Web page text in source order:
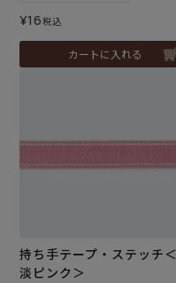
¥16税込
カートに入れる
持ち手テープ・ステッチ＜
淡ピンク＞